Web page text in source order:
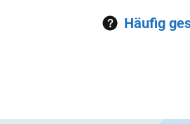
Häufig